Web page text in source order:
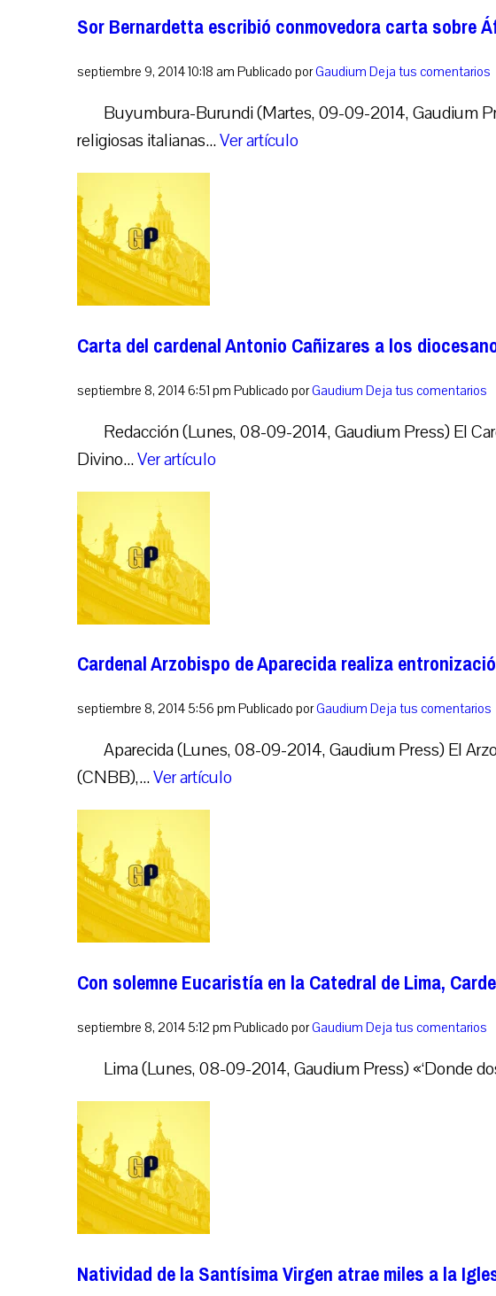
Sor Bernardetta escribió conmovedora carta sobre
septiembre 9, 2014 10:18 am Publicado porGaudium Deja tus comentarios
Buyumbura-Burundi (Martes, 09-09-2014, Gaudium
religiosas italianas...Ver artículo
Carta del cardenal Antonio Cañizares a los
septiembre 8, 2014 6:51 pm Publicado porGaudium Deja tus comentarios
Redacción (Lunes, 08-09-2014, Gaudium Press) El
Divino...Ver artículo
Cardenal Arzobispo de Aparecida realiza
septiembre 8, 2014 5:56 pm Publicado porGaudium Deja tus comentarios
Aparecida (Lunes, 08-09-2014, Gaudium Press) El
(CNBB),...Ver artículo
Con solemne Eucaristía en la Catedral de Lima,
septiembre 8, 2014 5:12 pm Publicado porGaudium Deja tus comentarios
Lima (Lunes, 08-09-2014, Gaudium Press) «‘Donde
Natividad de la Santísima Virgen atrae miles a la